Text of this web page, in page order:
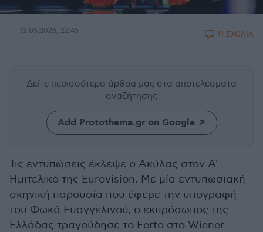
12.05.2026, 22:45 41 ΣΧΟΛΙΑ
Δείτε περισσότερα άρθρα μας στα αποτελέσματα
αναζήτησης
Add Protothema.gr on Google
Τις εντυπώσεις έκλεψε ο Ακύλας στον Α'
Ημιτελικό της Eurovision. Με μία εντυπωσιακή
σκηνική παρουσία που έφερε την υπογραφή
του Φωκά Ευαγγελινού, ο εκπρόσωπος της
Ελλάδας τραγούδησε το Ferto στο Wiener